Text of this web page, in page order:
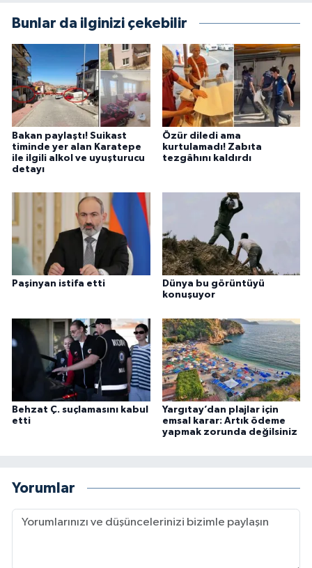
Bunlar da ilginizi çekebilir
Bakan paylaştı! Suikast
timinde yer alan Karatepe
ile ilgili alkol ve uyuşturucu
detayı
Özür diledi ama
kurtulamadı! Zabıta
tezgâhını kaldırdı
Paşinyan istifa etti
Dünya bu görüntüyü
konuşuyor
Behzat Ç. suçlamasını kabul
etti
Yargıtay’dan plajlar için
emsal karar: Artık ödeme
yapmak zorunda değilsiniz
Yorumlar